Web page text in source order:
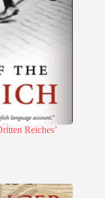
Reiches’